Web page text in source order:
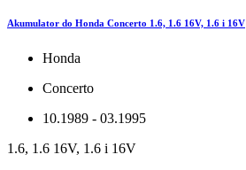
Akumulator do Honda Concerto 1.6, 1.6 16V, 1.6 i 16V
Honda
Concerto
10.1989 - 03.1995
1.6, 1.6 16V, 1.6 i 16V